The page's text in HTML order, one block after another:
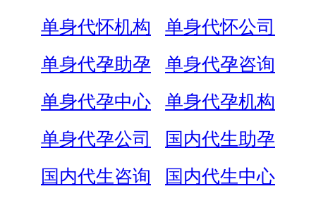
单身代怀机构
单身代怀公司
单身代孕助孕
单身代孕咨询
单身代孕中心
单身代孕机构
单身代孕公司
国内代生助孕
国内代生咨询
国内代生中心